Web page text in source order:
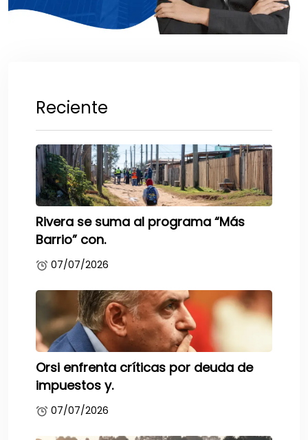
Reciente
Rivera se suma al programa “Más
Barrio” con.
07/07/2026
Orsi enfrenta críticas por deuda de
impuestos y.
07/07/2026